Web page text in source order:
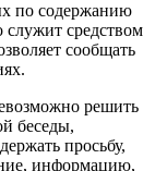
по содержанию
средством
сообщать
решить
беседы,
просьбу,
информацию,